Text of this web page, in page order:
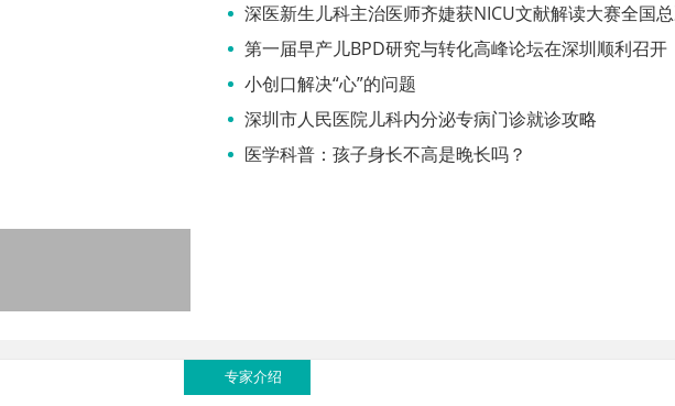
深医新生儿科主治医师齐婕获NICU文献解读大赛全国
第一届早产儿BPD研究与转化高峰论坛在深圳顺利召开
小创口解决“心”的问题
深圳市人民医院儿科内分泌专病门诊就诊攻略
医学科普：孩子身长不高是晚长吗？
专家介绍